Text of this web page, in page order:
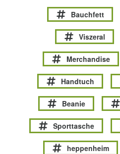
Bauchfett
Viszeral
Merchandise
Handtuch
Beanie
Sporttasche
heppenheim